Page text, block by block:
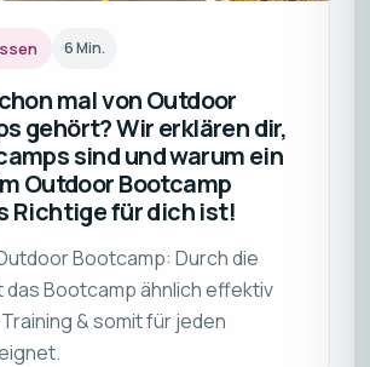
6Min.
mal von Outdoor
gehört? Wir erklären dir,
sind und warum ein
Outdoor Bootcamp
Richtige für dich ist!
Bootcamp: Durch die
das Bootcamp ähnlich effektiv
& somit für jeden